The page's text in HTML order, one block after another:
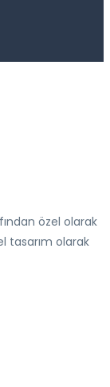
özel olarak
tasarım olarak